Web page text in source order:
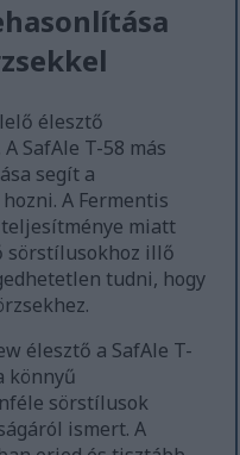
élesztő
SafAle T-58 más
segít a
A Fermentis
teljesítménye miatt
sörstílusokhoz illő
tudni, hogy
élesztő a SafAle T-
könnyű
sörstílusok
ismert. A